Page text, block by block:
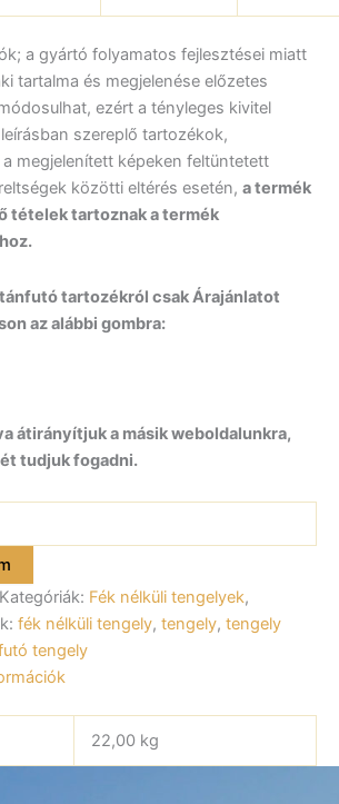
a gyártó folyamatos fejlesztései miatt
tartalma és megjelenése előzetes
ezért a tényleges kivitel
szereplő tartozékok,
megjelenített képeken feltüntetett
közötti eltérés esetén, a termék
tételek tartoznak a termék
tartozékról csak Árajánlatot
az alábbi gombra:
átirányítjuk a másik weboldalunkra,
tudjuk fogadni.
Kategóriák: Fék nélküli tengelyek,
fék nélküli tengely, tengely, tengely
tengely
22,00 kg